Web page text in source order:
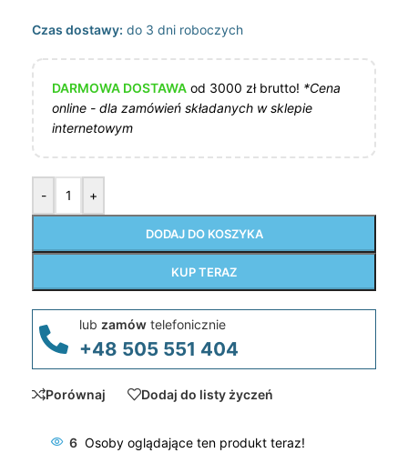
Czas dostawy: do 3 dni roboczych
DARMOWA DOSTAWA od 3000 zł brutto! *Cena
online - dla zamówień składanych w sklepie
internetowym
- +
DODAJ DO KOSZYKA
KUP TERAZ
lub zamów telefonicznie
+48 505 551 404
Porównaj Dodaj do listy życzeń
6 Osoby oglądające ten produkt teraz!